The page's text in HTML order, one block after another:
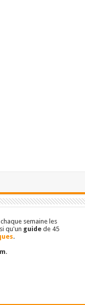
semaine les
qu'un guidede 45
.
.